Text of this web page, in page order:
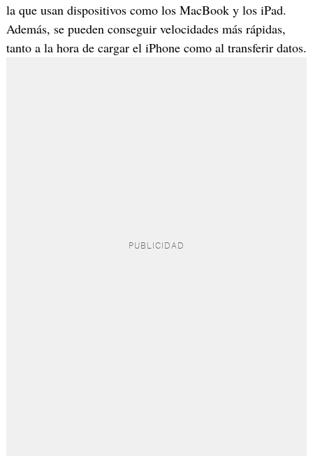
la que usan dispositivos como los MacBook y los iPad.
Además, se pueden conseguir velocidades más rápidas,
tanto a la hora de cargar el iPhone como al transferir datos.